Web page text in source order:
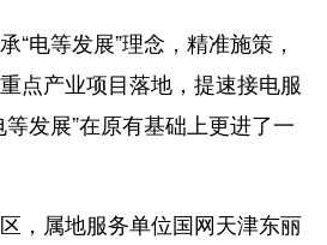
电等发展”理念，精准施策，
点产业项目落地，提速接电服
发展”在原有基础上更进了一
属地服务单位国网天津东丽